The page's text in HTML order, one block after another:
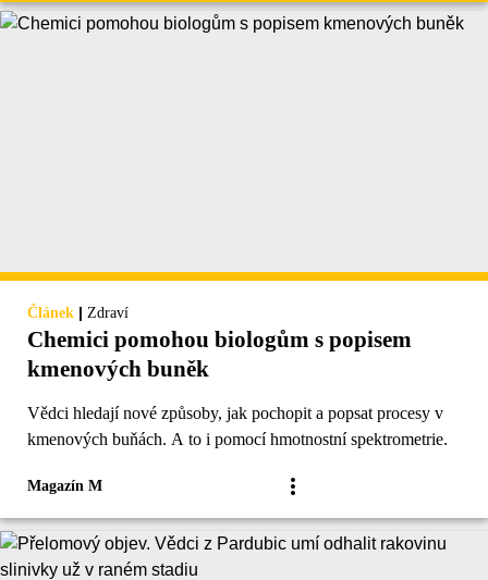
Článek | Zdraví
Chemici pomohou biologům s popisem
kmenových buněk
Vědci hledají nové způsoby, jak pochopit a popsat procesy v
kmenových buňách. A to i pomocí hmotnostní spektrometrie.
Magazín M